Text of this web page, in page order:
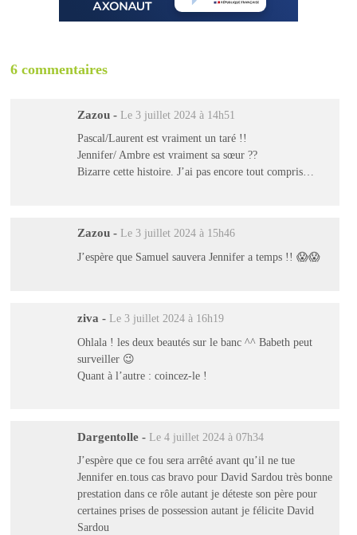
6 commentaires
Zazou - Le 3 juillet 2024 à 14h51
Pascal/Laurent est vraiment un taré !!
Jennifer/ Ambre est vraiment sa sœur ??
Bizarre cette histoire. J’ai pas encore tout compris…
Zazou - Le 3 juillet 2024 à 15h46
J’espère que Samuel sauvera Jennifer a temps !! 😱😱
ziva - Le 3 juillet 2024 à 16h19
Ohlala ! les deux beautés sur le banc ^^ Babeth peut
surveiller 😉
Quant à l’autre : coincez-le !
Dargentolle - Le 4 juillet 2024 à 07h34
J’espère que ce fou sera arrêté avant qu’il ne tue
Jennifer en.tous cas bravo pour David Sardou très bonne
prestation dans ce rôle autant je déteste son père pour
certaines prises de possession autant je félicite David
Sardou